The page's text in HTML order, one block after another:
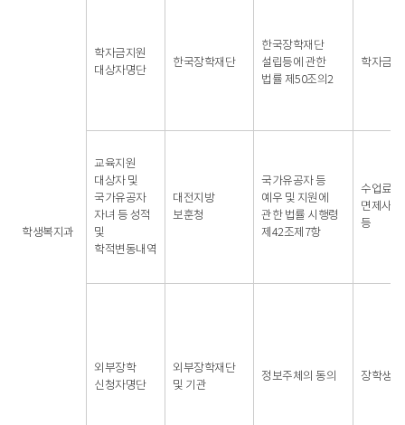
학생복지과
학자금지원
대상자명단
한국장학재단
한국장학재단
설립등에 관한
법률 제50조의2
학자금지
교육지원
대상자 및
국가유공자
자녀 등 성적
및
학적변동내역
대전지방
보훈청
국가유공자 등
예우 및 지원에
관한 법률 시행령
제42조제7항
수업료
면제사실
등
외부장학
신청자명단
외부장학재단
및 기관
정보주체의 동의 장학생